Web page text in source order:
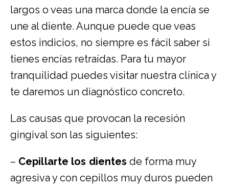
largos o veas una marca donde la encía se
une al diente. Aunque puede que veas
estos indicios, no siempre es fácil saber si
tienes encías retraídas. Para tu mayor
tranquilidad puedes visitar nuestra clínica y
te daremos un diagnóstico concreto.
Las causas que provocan la recesión
gingival son las siguientes:
– Cepillarte los dientes de forma muy
agresiva y con cepillos muy duros pueden